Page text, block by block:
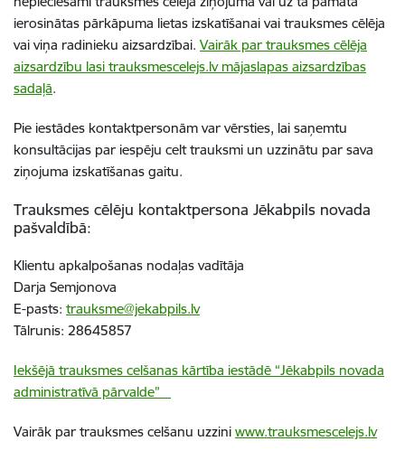
ierosinātas pārkāpuma lietas izskatīšanai vai trauksmes cēlēja
vai viņa radinieku aizsardzībai. Vairāk par trauksmes cēlēja
aizsardzību lasi trauksmescelejs.lv mājaslapas aizsardzības
sadaļā.
Pie iestādes kontaktpersonām var vērsties, lai saņemtu
konsultācijas par iespēju celt trauksmi un uzzinātu par sava
ziņojuma izskatīšanas gaitu.
Trauksmes cēlēju kontaktpersona Jēkabpils novada
pašvaldībā:
Klientu apkalpošanas nodaļas vadītāja
Darja Semjonova
E-pasts: trauksme@jekabpils.lv
Tālrunis: 28645857
Iekšējā trauksmes celšanas kārtība iestādē “Jēkabpils novada
administratīvā pārvalde”
Vairāk par trauksmes celšanu uzzini www.trauksmescelejs.lv